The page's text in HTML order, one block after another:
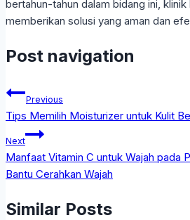
bertahun-tahun dalam bidang ini,
memberikan solusi yang aman dan
Post navigation
Previous
Tips Memilih Moisturizer untuk Kulit
Next
Manfaat Vitamin C untuk Wajah pada
Bantu Cerahkan Wajah
Similar Posts